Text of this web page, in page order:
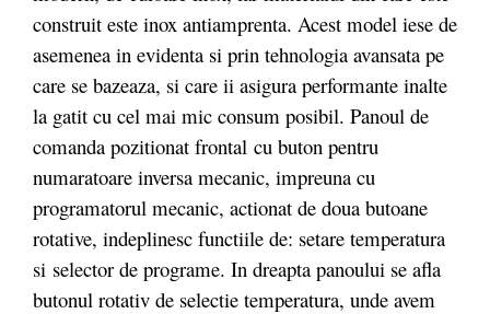
construit este inox antiamprenta. Acest model iese de
asemenea in evidenta si prin tehnologia avansata pe
care se bazeaza, si care ii asigura performante inalte
la gatit cu cel mai mic consum posibil. Panoul de
comanda pozitionat frontal cu buton pentru
numaratoare inversa mecanic, impreuna cu
programatorul mecanic, actionat de doua butoane
rotative, indeplinesc functiile de: setare temperatura
si selector de programe. In dreapta panoului se afla
butonul rotativ de selectie temperatura, unde avem